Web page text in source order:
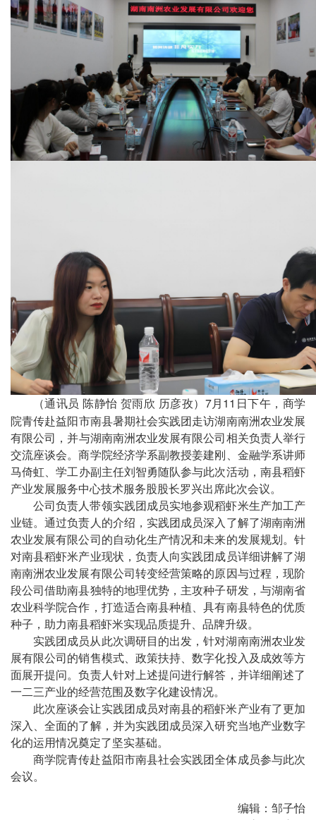
（通讯员 陈静怡 贺雨欣 历彦孜） 7月11日下午，商学
院青传赴益阳市南县暑期社会实践团走访湖南南洲农业发展
有限公司 ，并与湖南南洲农业发展有限公司相关负责人举行
交流座谈会。商学院经济学系副教授姜建刚、 金融学系讲师
马倚虹、学工办副主任刘智勇随队参与此次活动， 南县稻虾
产业发展服务中心技术服务股股长罗兴出席此次会议。
公司负责人带领实践团成员实地参观稻虾米生产加工产
业链。通过负责人的介绍，实践团成员深入了解了湖南南洲
农业发展有限公司的自动化生产情况和未来的发展规划。针
对南县稻虾米产业现状，负责人向实践团成员详细讲解了湖
南南洲农业发展有限公司转变经营策略的原因与过程，现阶
段公司借助南县独特的地理优势，主攻种子研发，与湖南省
农业科学院合作，打造适合南县种植、具有南县特色的优质
种子，助力南县稻虾米实现品质提升、品牌升级。
实践团成员从此次调研目的出发，针对湖南南洲农业发
展有限公司的销售模式、政策扶持、数字化投入及成效等方
面展开提问。负责人针对上述提问进行解答，并详细阐述了
一二三产业的经营范围及数字化建设情况。
此次座谈会让实践团成员对南县的稻虾米产业有了更加
深入、全面的了解，并为实践团成员深入研究当地产业数字
化的运用情况奠定了坚实基础。
商学院青传赴益阳市南县社会实践团全体成员参与此次
会议。
编辑：邹子怡